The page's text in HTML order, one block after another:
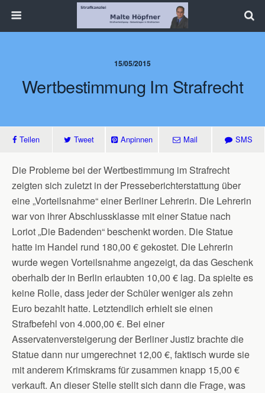
15/05/2015
Wertbestimmung Im Strafrecht
Teilen Tweet Anpinnen Mail SMS
Die Probleme bei der Wertbestimmung im Strafrecht
zeigten sich zuletzt in der Presseberichterstattung über
eine „Vorteilsnahme“ einer Berliner Lehrerin. Die Lehrerin
war von ihrer Abschlussklasse mit einer Statue nach
Loriot „Die Badenden“ beschenkt worden. Die Statue
hatte im Handel rund 180,00 € gekostet. Die Lehrerin
wurde wegen Vorteilsnahme angezeigt, da das Geschenk
oberhalb der in Berlin erlaubten 10,00 € lag. Da spielte es
keine Rolle, dass jeder der Schüler weniger als zehn
Euro bezahlt hatte. Letztendlich erhielt sie einen
Strafbefehl von 4.000,00 €. Bei einer
Asservatenversteigerung der Berliner Justiz brachte die
Statue dann nur umgerechnet 12,00 €, faktisch wurde sie
mit anderem Krimskrams für zusammen knapp 15,00 €
verkauft. An dieser Stelle stellt sich dann die Frage, was